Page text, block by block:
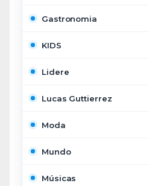
Gastronomia
KIDS
Lidere
Lucas Guttierrez
Moda
Mundo
Músicas